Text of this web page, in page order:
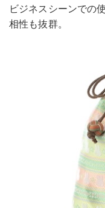
ビジネスシーンでの
相性も抜群。